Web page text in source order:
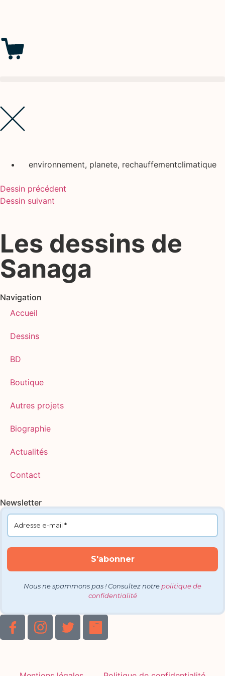
environnement, planete, rechauffementclimatique
Dessin précédent
Dessin suivant
Les dessins de
Sanaga
Navigation
Accueil
Dessins
BD
Boutique
Autres projets
Biographie
Actualités
Contact
Newsletter
Nous ne spammons pas ! Consultez notre politique de
confidentialité